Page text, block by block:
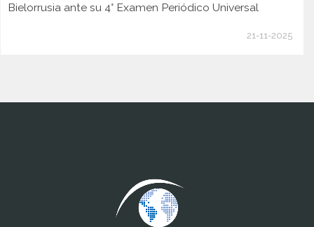
Bielorrusia ante su 4° Examen Periódico Universal
21-11-2025